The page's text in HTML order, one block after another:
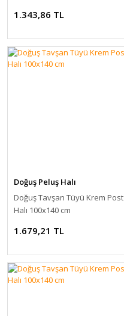
1.343,86 TL
Doğuş Peluş Halı
Doğuş Tavşan Tüyü Krem Post
Halı 100x140 cm
1.679,21 TL